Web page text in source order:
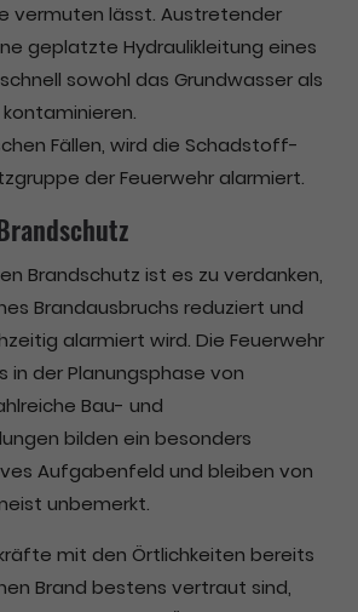
vermuten lässt. Austretender
geplatzte Hydraulikleitung eines
sowohl das Grundwasser als
Fällen, wird die Schadstoff-
der Feuerwehr alarmiert.
Brandschutz ist es zu verdanken,
Brandausbruchs reduziert und
alarmiert wird. Die Feuerwehr
in der Planungsphase von
Bau- und
bilden ein besonders
Aufgabenfeld und bleiben von
unbemerkt.
mit den Örtlichkeiten bereits
Brand bestens vertraut sind,